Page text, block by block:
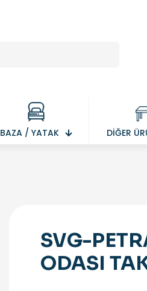
BAZA / YATAK DİĞER
SVG-
ODASI